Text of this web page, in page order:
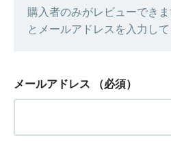
購入者のみがレビューでき
とメールアドレスを入力して
メールアドレス （必須）